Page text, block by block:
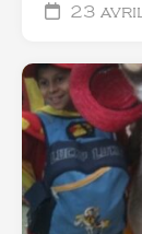
23